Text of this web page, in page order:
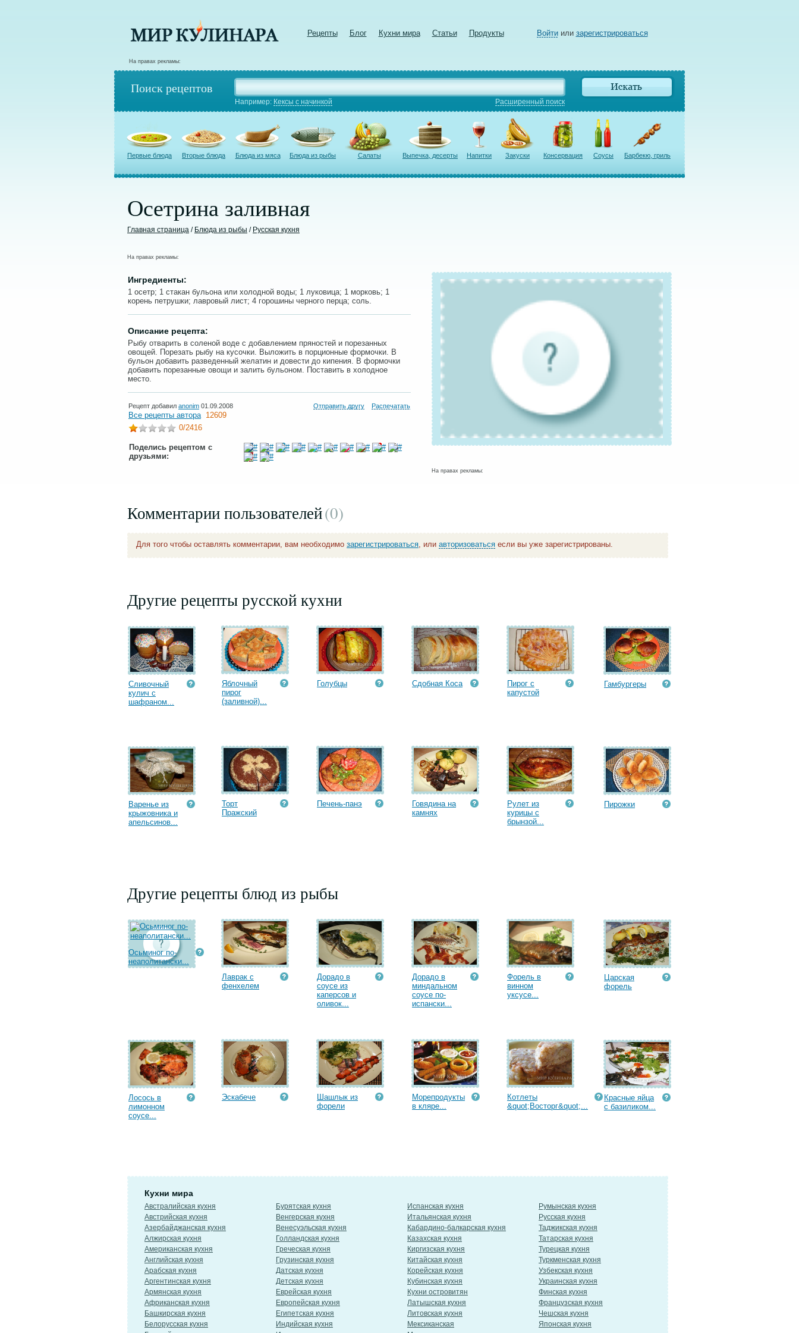
Рецепты Блог Кухни мира Статьи Продукты Войтиили зарегистрироваться
На правах рекламы:
Поиск рецептов
Например: Кексы с начинкой Расширенный поиск
Первые блюда Вторые блюда Блюда из мяса Блюда из рыбы Салаты Выпечка, десерты Напитки Закуски Консервация Соусы Барбекю, гриль
Осетрина заливная
Главная страница / Блюда из рыбы / Русская кухня
На правах рекламы:
Ингредиенты:
1 осетр; 1 стакан бульона или холодной воды; 1 луковица; 1 морковь; 1
корень петрушки; лавровый лист; 4 горошины черного перца; соль.
Описание рецепта:
Рыбу отварить в соленой воде с добавлением пряностей и порезанных
овощей. Порезать рыбу на кусочки. Выложить в порционные формочки. В
бульон добавить разведенный желатин и довести до кипения. В формочки
добавить порезанные овощи и залить бульоном. Поставить в холодное
место.
Рецепт добавил anonim 01.09.2008 Отправить другу Распечатать
Все рецепты автора 12609
0/2416
Поделись рецептом с
друзьями:
На правах рекламы:
Комментарии пользователей(0)
Для того чтобы оставлять комментарии, вам необходимо зарегистрироваться, или авторизоваться если вы уже зарегистрированы.
Другие рецепты русской кухни
Сливочный
кулич с
шафраном...
Яблочный
пирог
(заливной)...
Голубцы Сдобная Коса
Пирог с
капустой
Гамбургеры
Варенье из
крыжовника и
апельсинов...
Торт
Пражский
Печень-панэ
Говядина на
камнях
Рулет из
курицы с
брынзой...
Пирожки
Другие рецепты блюд из рыбы
Осьминог по-
неаполитански...
Лаврак с
фенхелем
Дорадо в
соусе из
каперсов и
оливок...
Дорадо в
миндальном
соусе по-
испански...
Форель в
винном
уксусе...
Царская
форель
Лосось в
лимонном
соусе...
Эскабече
Шашлык из
форели
Морепродукты
в кляре...
Котлеты
&quot;Восторг&quot;...
Красные яйца
с базиликом...
Кухни мира
Австралийская кухня
Австрийская кухня
Азербайджанская кухня
Алжирская кухня
Американская кухня
Английская кухня
Арабская кухня
Аргентинская кухня
Армянская кухня
Африканская кухня
Башкирская кухня
Белорусская кухня
Бурятская кухня
Венгерская кухня
Венесуэльская кухня
Голландская кухня
Греческая кухня
Грузинская кухня
Датская кухня
Детская кухня
Еврейская кухня
Европейская кухня
Египетская кухня
Индийская кухня
Испанская кухня
Итальянская кухня
Кабардино-балкарская кухня
Казахская кухня
Киргизская кухня
Китайская кухня
Корейская кухня
Кубинская кухня
Кухни островитян
Латышская кухня
Литовская кухня
Мексиканская
Румынская кухня
Русская кухня
Таджикская кухня
Татарская кухня
Турецкая кухня
Туркменская кухня
Узбекская кухня
Украинская кухня
Финская кухня
Французская кухня
Чешская кухня
Японская кухня